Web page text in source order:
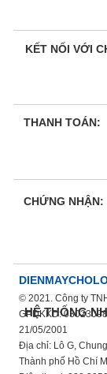
HỆ THỐNG
KẾT NỐI VỚI
THANH TOÁN:
CHỨNG NHẬN:
© 2021. Công ty
GPDKKD:
21/05/2001
Địa chỉ: Lô G,
Thành phố Hồ Chí